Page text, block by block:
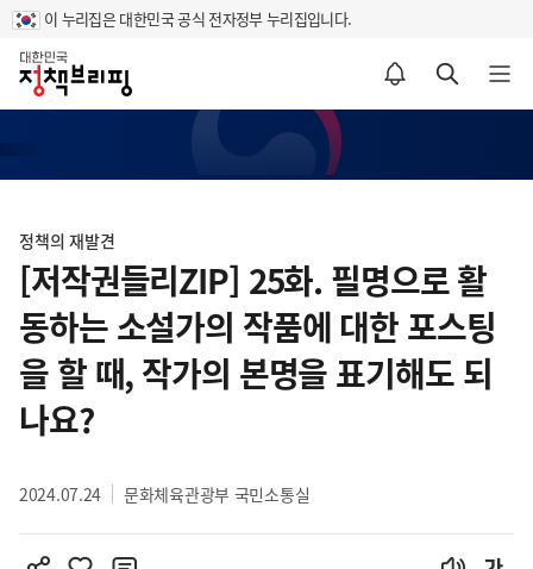
이 누리집은 대한민국 공식 전자정부 누리집입니다.
홈
알림설정 바로가기 검색 바로가기 메뉴 열기
텐
츠
영
역
정책의 재발견
[저작권들리ZIP] 25화. 필명으로 활
동하는 소설가의 작품에 대한 포스팅
을 할 때, 작가의 본명을 표기해도 되
나요?
2024.07.24 문화체육관광부 국민소통실